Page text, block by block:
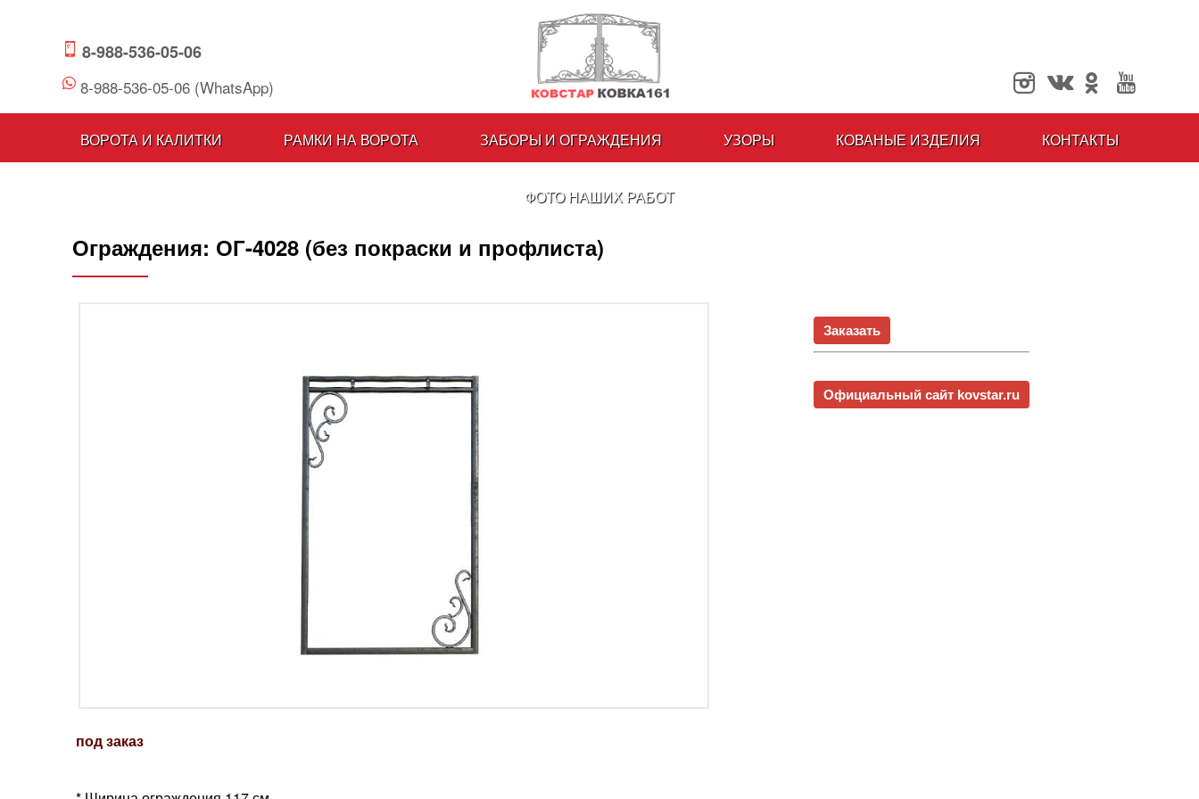
8-988-536-05-06
8-988-536-05-06 (WhatsApp)
ВОРОТА И КАЛИТКИ РАМКИ НА ВОРОТА ЗАБОРЫ И ОГРАЖДЕНИЯ УЗОРЫ КОВАНЫЕ ИЗДЕЛИЯ КОНТАКТЫ
ФОТО НАШИХ РАБОТ
Ограждения: ОГ-4028 (без покраски и профлиста)
под заказ
Заказать
Официальный сайт kovstar.ru